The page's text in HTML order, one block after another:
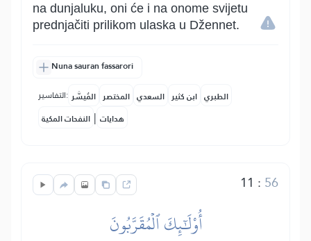
na dunjaluku, oni će i na onome svijetu
prednjačiti prilikom ulaska u Džennet.
Nuna sauran fassarori
التفاسير: المُيسَّر المختصر السعدي ابن كثير الطبري
النفحات المكية | هدايات
11 : 56
أُوْلَٰٓئِكَ ٱلۡمُقَرَّبُونَ